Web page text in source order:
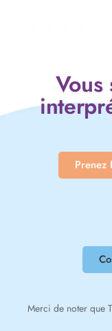
Prenez
Merci de noter que